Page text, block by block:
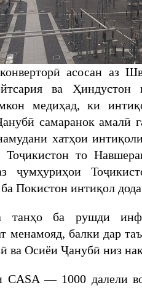
асосан аз
ва Ҳиндустон
медиҳад, ки
самаранок амалӣ
хатҳои
Тоҷикистон то
ҷумҳуриҳои
Покистон интиқол
ба рушди
менамояд, балки дар
ва Осиёи Ҷанубӣ низ
CASA — 1000 далели